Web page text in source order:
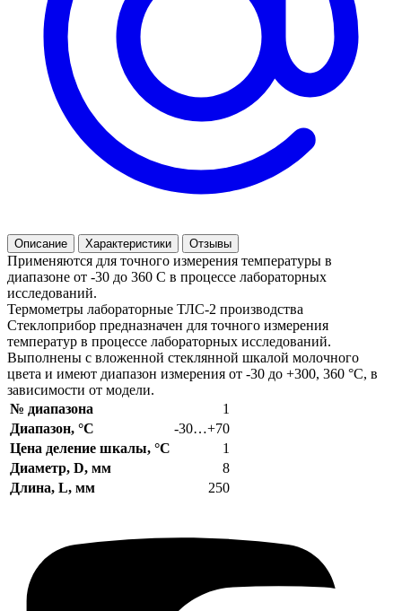
Описание Характеристики Отзывы
Применяются для точного измерения температуры в
диапазоне от -30 до 360 С в процессе лабораторных
исследований.
Термометры лабораторные ТЛС-2 производства
Стеклоприбор предназначен для точного измерения
температур в процессе лабораторных исследований.
Выполнены с вложенной стеклянной шкалой молочного
цвета и имеют диапазон измерения от -30 до +300, 360 °С, в
зависимости от модели.
№ диапазона
1
Диапазон, °С
-30…+70
Цена деление шкалы, °С
1
Диаметр, D, мм
8
Длина, L, мм
250